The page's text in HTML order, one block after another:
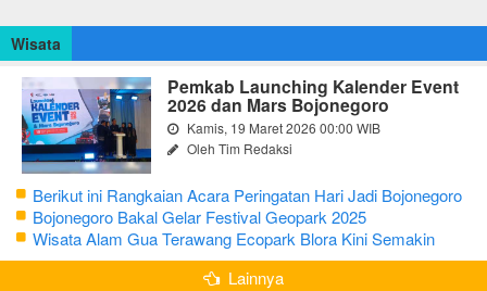
Wisata
Pemkab Launching Kalender Event
2026 dan Mars Bojonegoro
Kamis, 19 Maret 2026 00:00 WIB
Oleh Tim Redaksi
Berikut ini Rangkaian Acara Peringatan Hari Jadi Bojonegoro
Ke-348 Tahun 2025
Bojonegoro Bakal Gelar Festival Geopark 2025
Wisata Alam Gua Terawang Ecopark Blora Kini Semakin
Menarik
Lainnya